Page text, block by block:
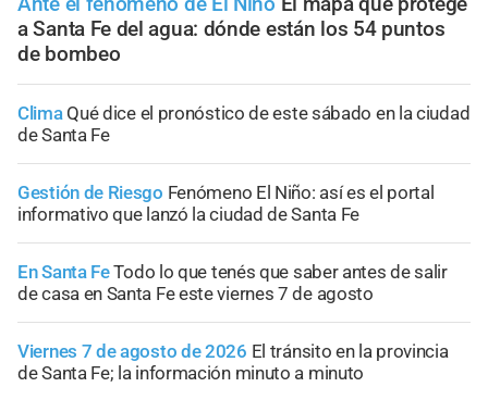
a Santa Fe del agua: dónde están los 54 puntos
de bombeo
Clima Qué dice el pronóstico de este sábado en la ciudad
de Santa Fe
Gestión de Riesgo Fenómeno El Niño: así es el portal
informativo que lanzó la ciudad de Santa Fe
En Santa FeTodo lo que tenés que saber antes de salir
de casa en Santa Fe este viernes 7 de agosto
Viernes 7 de agosto de 2026 El tránsito en la provincia
de Santa Fe; la información minuto a minuto